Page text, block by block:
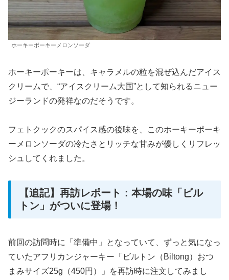
ホーキーポーキーメロンソーダ
ホーキーポーキーは、キャラメルの粒を混ぜ込んだアイス
クリームで、“アイスクリーム大国”として知られるニュー
ジーランドの発祥なのだそうです。
フェトクックのスパイス感の後味を、このホーキーポーキ
ーメロンソーダの冷たさとリッチな甘みが優しくリフレッ
シュしてくれました。
【追記】再訪レポート：本場の味「ビル
トン」がついに登場！
前回の訪問時に「準備中」となっていて、ずっと気になっ
ていたアフリカンジャーキー「ビルトン（Biltong）おつ
まみサイズ25g（450円）」を再訪時に注文してみまし